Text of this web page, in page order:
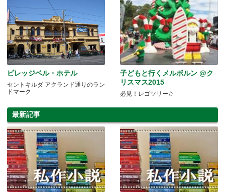
ビレッジベル・ホテル
セントキルダ アクランド通りのラン
ドマーク
子どもと行くメルボルン @ク
リスマス2015
必見！レゴツリー✩
最新記事